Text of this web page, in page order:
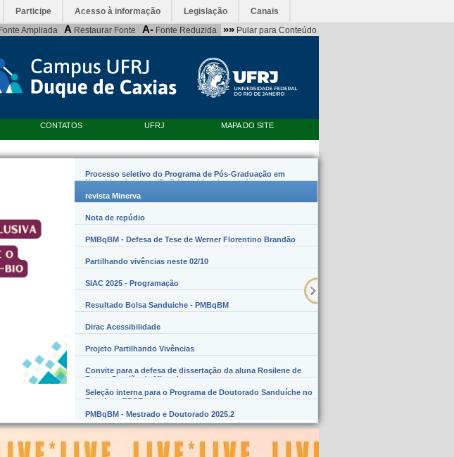
Participe Acesso à informação Legislação Canais
Fonte Ampliada A Restaurar Fonte A- Fonte Reduzida »» Pular para Conteúdo
CONTATOS UFRJ MAPA DO SITE
Processo seletivo do Programa de Pós-Graduação em
Nanobiossistemas (PpG Nanobiossistemas)
revista Minerva
Nota de repúdio
PMBqBM - Defesa de Tese de Werner Florentino Brandão
Partilhando vivências neste 02/10
SIAC 2025 - Programação
Resultado Bolsa Sanduiche - PMBqBM
Dirac Acessibilidade
Projeto Partilhando Vivências
Convite para a defesa de dissertação da aluna Rosilene de
Barros Damião de Miranda
Seleção interna para o Programa de Doutorado Sanduíche no
Exterior – PDSE
PMBqBM - Mestrado e Doutorado 2025.2